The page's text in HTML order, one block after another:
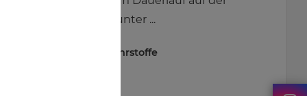
Überholspur und unter ...
Mikronährstoffe